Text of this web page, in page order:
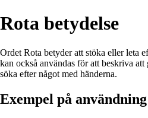
Rota betydelse
Ordet Rota betyder att stöka eller leta
kan också användas för att beskriva
söka efter något med händerna.
Exempel på användning